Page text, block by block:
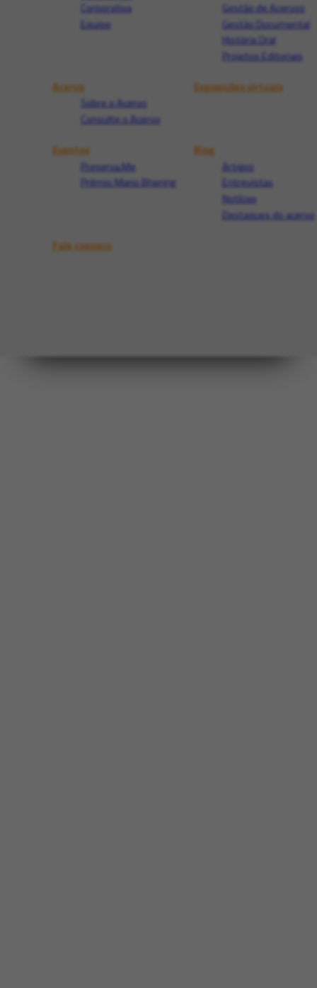
Corporativa
Equipe
Gestão de Acervos
Gestão Documental
História Oral
Projetos Editoriais
Acervo
Sobre o Acervo
Consulte o Acervo
Exposições virtuais
Eventos
Preserva.Me
Prêmio Mario Bhering
Blog
Artigos
Entrevistas
Notícias
Destaques do acervo
Fale conosco